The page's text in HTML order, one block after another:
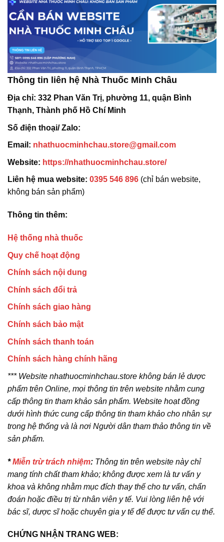
Thông tin liên hệ Nhà Thuốc Minh Châu
Địa chỉ: 332 Phan Văn Trị, phường 11, quận Bình
Thạnh, Thành phố Hồ Chí Minh
Số điện thoại/ Zalo:
Email: nhathuocminhchau.store@gmail.com
Website: https://nhathuocminhchau.store/
Liên hệ mua website: 0395 546 896 (chỉ bán website,
không bán sản phẩm)
Thông tin thêm:
Hệ thống nhà thuốc
Quy chế hoạt động
Chính sách nội dung
Chính sách đổi trả
Chính sách giao hàng
Chính sách bảo mật
Chính sách thanh toán
Chính sách hàng chính hãng
*** Website nhathuocminhchau.store không bán lẻ dược
phẩm trên Online, mọi thông tin trên website nhằm cung
cấp thông tin tham khảo sản phẩm. Website hoạt đồng
dưới hình thức cung cấp thông tin tham khảo cho nhân sự
trong hệ thống và là nơi Người dân tham thảo thông tin về
sản phẩm.
*Miễn trừ trách nhiệm: Thông tin trên website này chỉ
mang tính chất tham khảo; không được xem là tư vấn y
khoa và không nhằm mục đích thay thế cho tư vấn, chẩn
đoán hoặc điều trị từ nhân viên y tế. Vui lòng liên hệ với
bác sĩ, dược sĩ hoặc chuyên gia y tế để được tư vấn cụ thể.
CHỨNG NHẬN TRANG WEB: